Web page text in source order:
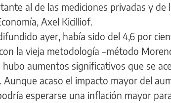
al de las mediciones privadas y de
Axel Kicilliof.
ayer, había sido del 4,6 por
la vieja metodología –método
hubo aumentos significativos que se
Aunque acaso el impacto mayor del
esperarse una inflación mayor